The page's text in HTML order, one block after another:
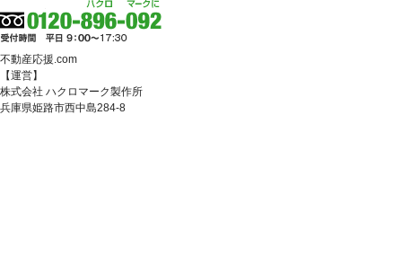
不動産応援.com
【運営】
株式会社 ハクロマーク製作所
兵庫県姫路市西中島284-8